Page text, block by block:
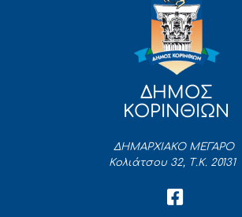
ΔΗΜΟΣ
ΚΟΡΙΝΘΙΩΝ
ΔΗΜΑΡΧΙΑΚΟ ΜΕΓΑΡΟ
Κολιάτσου 32, Τ.Κ. 20131